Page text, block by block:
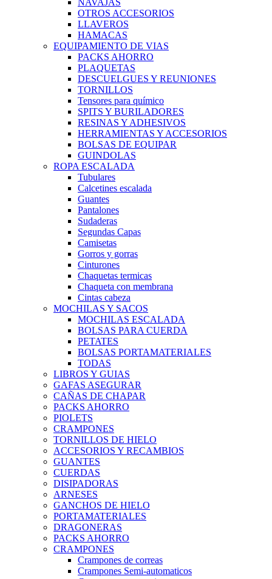
NAVAJAS
OTROS ACCESORIOS
LLAVEROS
HAMACAS
EQUIPAMIENTO DE VIAS
PACKS AHORRO
PLAQUETAS
DESCUELGUES Y REUNIONES
TORNILLOS
Tensores para químico
SPITS Y BURILADORES
RESINAS Y ADHESIVOS
HERRAMIENTAS Y ACCESORIOS
BOLSAS DE EQUIPAR
GUINDOLAS
ROPA ESCALADA
Tubulares
Calcetines escalada
Guantes
Pantalones
Sudaderas
Segundas Capas
Camisetas
Gorros y gorras
Cinturones
Chaquetas termicas
Chaqueta con membrana
Cintas cabeza
MOCHILAS Y SACOS
MOCHILAS ESCALADA
BOLSAS PARA CUERDA
PETATES
BOLSAS PORTAMATERIALES
TODAS
LIBROS Y GUIAS
GAFAS ASEGURAR
CAÑAS DE CHAPAR
PACKS AHORRO
PIOLETS
CRAMPONES
TORNILLOS DE HIELO
ACCESORIOS Y RECAMBIOS
GUANTES
CUERDAS
DISIPADORAS
ARNESES
GANCHOS DE HIELO
PORTAMATERIALES
DRAGONERAS
PACKS AHORRO
CRAMPONES
Crampones de correas
Crampones Semi-automaticos